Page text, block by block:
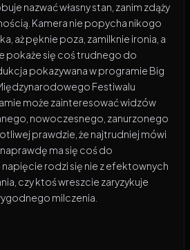
nazwać własny stan, zanim zdąży
Kamera nie popycha nikogo
aż pęknie poza, zamilknie ironia, a
pokaże się coś trudnego do
pokazywana w programie Big
Festiwalu
może zainteresować widzów
nowoczesnego, zanurzonego
prawdzie, że najtrudniej mówi
ma się coś do
rodzi się nie z efektownych
czy ktoś wreszcie zaryzykuje
milczenia.